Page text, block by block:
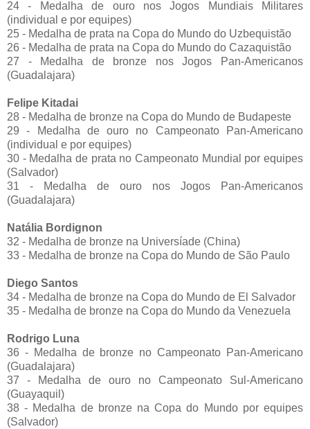
24 - Medalha de ouro nos Jogos Mundiais Militares
(individual e por equipes)
25 - Medalha de prata na Copa do Mundo do Uzbequistão
26 - Medalha de prata na Copa do Mundo do Cazaquistão
27 - Medalha de bronze nos Jogos Pan-Americanos
(Guadalajara)
Felipe Kitadai
28 - Medalha de bronze na Copa do Mundo de Budapeste
29 - Medalha de ouro no Campeonato Pan-Americano
(individual e por equipes)
30 - Medalha de prata no Campeonato Mundial por equipes
(Salvador)
31 - Medalha de ouro nos Jogos Pan-Americanos
(Guadalajara)
Natália Bordignon
32 - Medalha de bronze na Universíade (China)
33 - Medalha de bronze na Copa do Mundo de São Paulo
Diego Santos
34 - Medalha de bronze na Copa do Mundo de El Salvador
35 - Medalha de bronze na Copa do Mundo da Venezuela
Rodrigo Luna
36 - Medalha de bronze no Campeonato Pan-Americano
(Guadalajara)
37 - Medalha de ouro no Campeonato Sul-Americano
(Guayaquil)
38 - Medalha de bronze na Copa do Mundo por equipes
(Salvador)